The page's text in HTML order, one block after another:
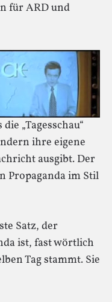
für ARD und
„Tagesschau“
ihre eigene
ausgibt. Der
Propaganda im Stil
Satz, der
ist, fast wörtlich
Tag stammt. Sie